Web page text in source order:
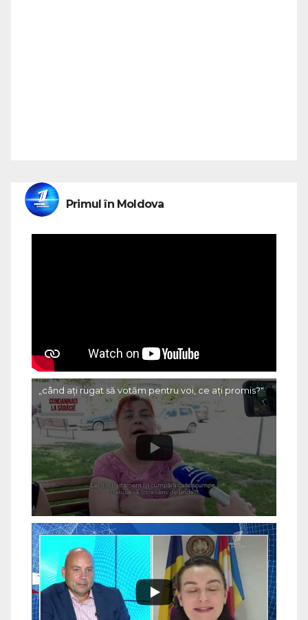
Primul în Moldova
„când ați rugat să votăm pentru voi, ce ați promis?"